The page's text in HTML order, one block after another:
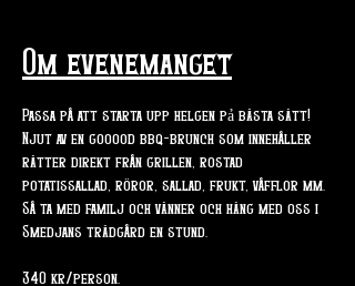
Om evenemanget
Passa på att starta upp helgen pả bästa sätt!
Njut av en gooood bbq-brunch som innehåller
rätter direkt från grillen, rostad
potatissallad, röror, sallad, frukt, våfflor mm.
Så ta med familj och vänner och häng med oss i
Smedjans trädgård en stund.
340 kr/person.